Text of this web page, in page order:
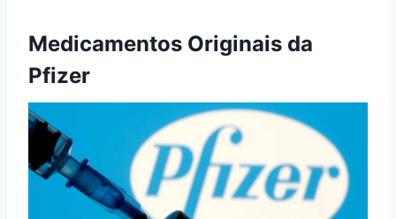
Medicamentos Originais da
Pfizer